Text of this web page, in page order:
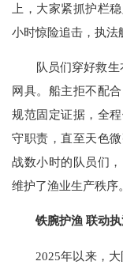
上，大家紧抓护栏
小时惊险追击，执法
队员们穿好救生
网具。船主拒不配
规范固定证据，全
守职责，直至天色
战数小时的队员们
维护了渔业生产秩序。
铁腕护渔 联动
2025年以来，大